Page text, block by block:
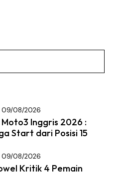
09/08/2026
Inggris 2026 :
Start dari Posisi 15
09/08/2026
Kritik 4 Pemain